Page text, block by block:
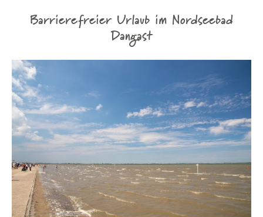
Barrierefreier Urlaub im Nordseebad
Dangast